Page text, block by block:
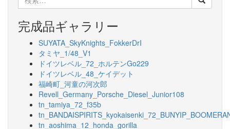
シ
ョ
索:
完成品ギャラリー
SUYATA_SkyKnights_FokkerDrI
タミヤ_1/48_V1
ドイツレベル_72_ホルテンGo229
ドイツレベル_48_ケイデット
福崎町_河童の河次郎
Revell_Germany_Porsche_Diesel_Junior108
tn_tamiya_72_f35b
tn_aoshima_12_honda_gorilla